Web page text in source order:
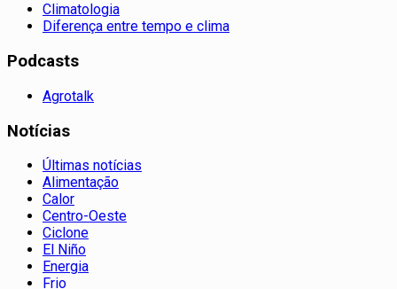
Climatologia
Diferença entre tempo e clima
Podcasts
Agrotalk
Notícias
Últimas notícias
Alimentação
Calor
Centro-Oeste
Ciclone
El Niño
Energia
Frio